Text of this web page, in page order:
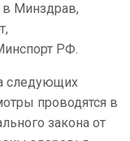
в Минздрав,
РФ.
следующих
проводятся в
закона от